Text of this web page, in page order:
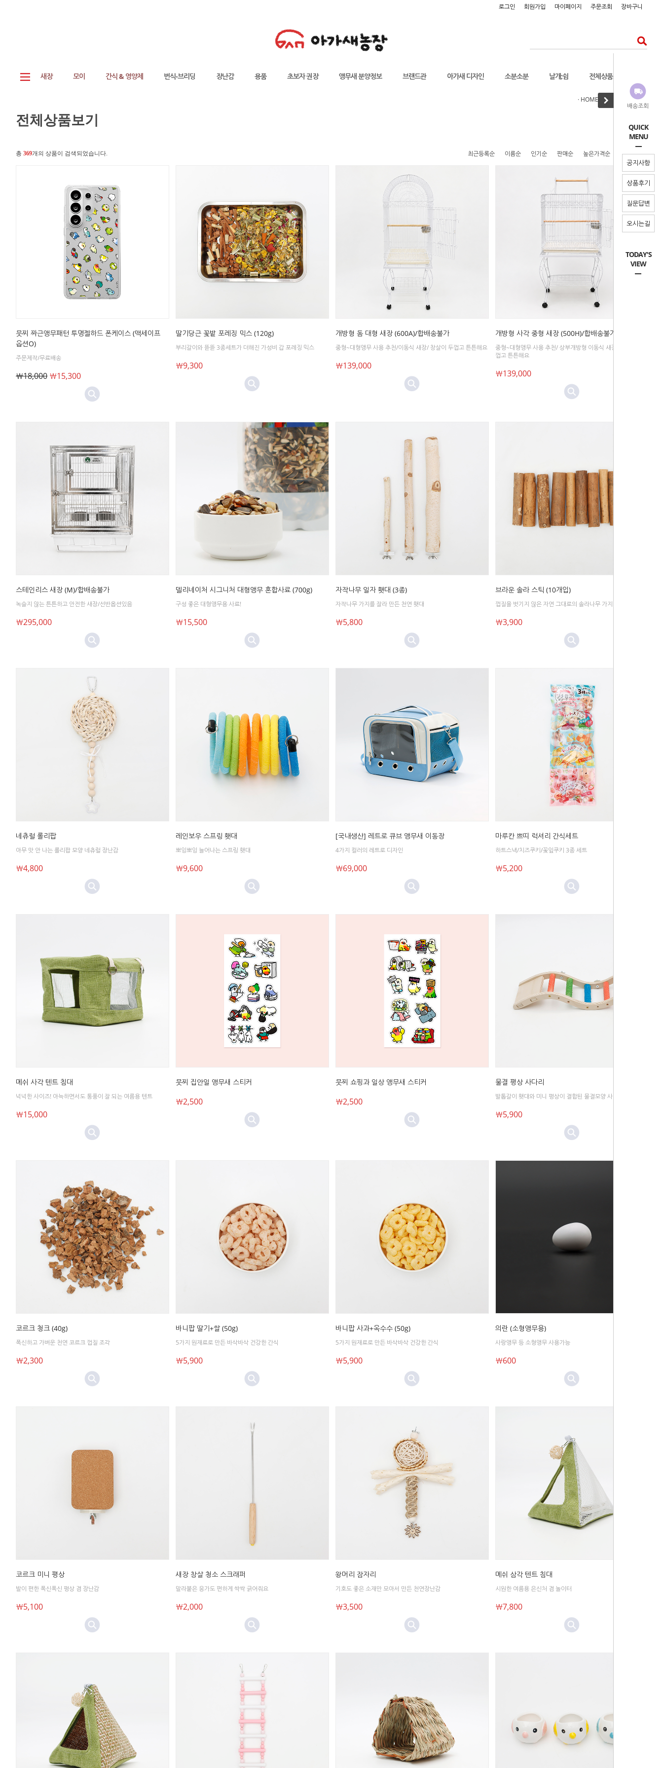
배송조회
QUICK
MENU
공지사항
상품후기
질문답변
오시는길
TODAY'S
VIEW
로그인 회원가입 마이페이지 주문조회 장바구니
새장 모이 간식 & 영양제 번식-브리딩 장난감 용품 초보자 권장 앵무새 분양정보 브랜드관 아가새 디자인 소분소분 날개;쉼 전체상품보기
· HOME >전체상품보기
전체상품보기
총 369개의 상품이 검색되었습니다. 최근등록순 이름순 인기순 판매순 높은가격순 낮은가격순
뭇찌 짜근앵무패턴 투명젤하드 폰케이스 (맥세이프
옵션O)
주문제작/무료배송
￦18,000 ￦15,300
딸기당근 꽃밭 포레징 믹스 (120g)
부리갈이와 뜯뜯 3종세트가 더해진 가성비 갑 포레징 믹스
￦9,300
개방형 돔 대형 새장 (600A)/합배송불가
중형~대형앵무 사용 추천/이동식 새장/ 창살이 두껍고 튼튼해요
￦139,000
개방형 사각 중형 새장 (500H)/합배송불가
중형~대형앵무 사용 추천/ 상부개방형 이동식 새장/ 창살이 두
껍고 튼튼해요
￦139,000
스테인리스 새장 (M)/합배송불가
녹슬지 않는 튼튼하고 안전한 새장/선반옵션있음
￦295,000
델리네이처 시그니처 대형앵무 혼합사료 (700g)
구성 좋은 대형앵무용 사료!
￦15,500
자작나무 일자 횃대 (3종)
자작나무 가지를 잘라 만든 천연 횃대
￦5,800
브라운 솔라 스틱 (10개입)
껍질을 벗기지 않은 자연 그대로의 솔라나무 가지
￦3,900
네츄럴 롤리팝
아무 맛 안 나는 롤리팝 모양 네츄럴 장난감
￦4,800
레인보우 스프링 횃대
뽀잉뽀잉 늘어나는 스프링 횃대
￦9,600
[국내생산] 레트로 큐브 앵무새 이동장
4가지 컬러의 레트로 디자인
￦69,000
마루칸 쁘띠 럭셔리 간식세트
하트스낵/치즈쿠키/꽃잎쿠키 3종 세트
￦5,200
메쉬 사각 텐트 침대
넉넉한 사이즈! 아늑하면서도 통풍이 잘 되는 여름용 텐트
￦15,000
뭇찌 집안일 앵무새 스티커
￦2,500
뭇찌 쇼핑과 일상 앵무새 스티커
￦2,500
물결 평상 사다리
발톱갈이 횃대와 미니 평상이 결합된 물결모양 사다리
￦5,900
코르크 청크 (40g)
폭신하고 가벼운 천연 코르크 껍질 조각
￦2,300
바니팝 딸기+쌀 (50g)
5가지 원재료로 만든 바삭바삭 건강한 간식
￦5,900
바니팝 사과+옥수수 (50g)
5가지 원재료로 만든 바삭바삭 건강한 간식
￦5,900
의란 (소형앵무용)
사랑앵무 등 소형앵무 사용가능
￦600
코르크 미니 평상
발이 편한 폭신폭신 평상 겸 장난감
￦5,100
새장 창살 청소 스크래퍼
말라붙은 응가도 편하게 싹싹 긁어줘요
￦2,000
왕머리 잠자리
기호도 좋은 소재만 모아서 만든 천연장난감
￦3,500
메쉬 삼각 텐트 침대
시원한 여름용 은신처 겸 놀이터
￦7,800